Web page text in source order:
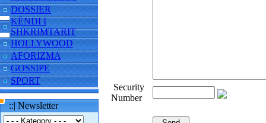
DOSSIER
KËNDI I
SHKRIMTARIT
HOLLYWOOD
AFORIZMA
GOSSIPE
SPORT
::| Newsletter
Security
Number